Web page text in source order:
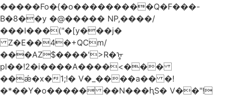
�����Fo�{�o���������Q�F���-
B�8��y �@����� NP,����/
���I���("�[y���j�
Z�E��4�+QCm/
���AZ$����'>R�ᡎ
pl��!2�i����A����<���
��ǽ�x�1;!� V�_����a�� �!
�*��Y�o����� ��N���ԧS� V��"!